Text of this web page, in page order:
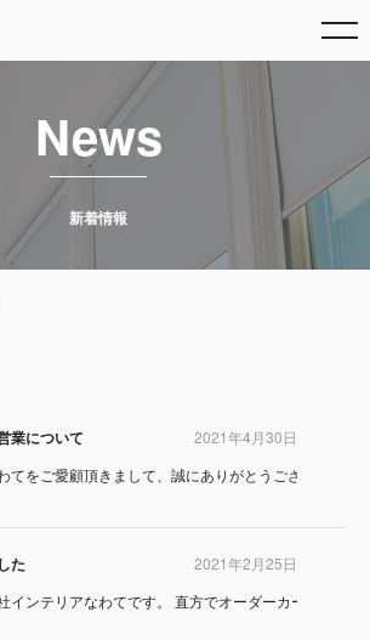
News
新着情報
業について
2021年4月30日
てをご愛顧頂きまして、誠にありがとうございます
た
2021年2月25日
インテリアなわてです。 直方でオーダーカーテンな